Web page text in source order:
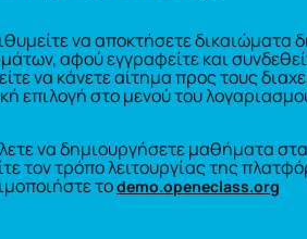
να αποκτήσετε δικαιώματα
αφού εγγραφείτε και
να κάνετε αίτημα προς τους
επιλογή στο μενού του
να δημιουργήσετε μαθήματα
τον τρόπο λειτουργίας της
τοdemo.openeclass.org